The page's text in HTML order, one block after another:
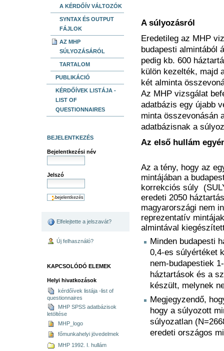
A KÉRDŐÍV VÁLTOZÓK
SYNTAX ÉS OUTPUT
FÁJLOK
AZ MHP
SÚLYOZÁSÁRÓL
TARTALOM
PUBLIKÁCIÓ
KÉRDŐÍVEK LISTÁJA -
LIST OF
QUESTIONNAIRES
BEJELENTKEZÉS
Bejelentkezési név
Jelszó
Elfelejtette a jelszavát?
Új felhasználó?
KAPCSOLÓDÓ ELEMEK
Helyi hivatkozások
kérdőívek listája -list of
questionnaires
MHP SPSS adatbázisok
letöltése
MHP_logo
főmunkahelyi jövedelmek
MHP 1992. I. hullám
A súlyozásról
Eredetileg az MHP
budapesti almintából
pedig kb. 600
külön kezelték, majd
két alminta
Az MHP vizsgálat
adatbázis egy újabb
minta összevonásán
adatbázisnak a
Az első hullám
Az a tény, hogy az
mintájában a
korrekciós súly
eredeti 2050
magyarországi nem
reprezentatív
almintával
Minden budapesti
0,4-es súlyértéket
nem-budapestiek
háztartások és a
készült, melynek
Megjegyzendő,
hogy a súlyozott
súlyozatlan
eredeti országos